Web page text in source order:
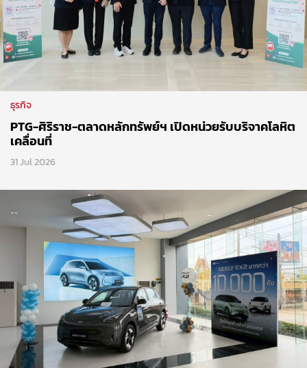
ธุรกิจ
PTG-ศิริราช-ตลาดหลักทรัพย์ฯ เปิดหน่วยรับบริจาคโลหิต
เคลื่อนที่
31 Jul 2026